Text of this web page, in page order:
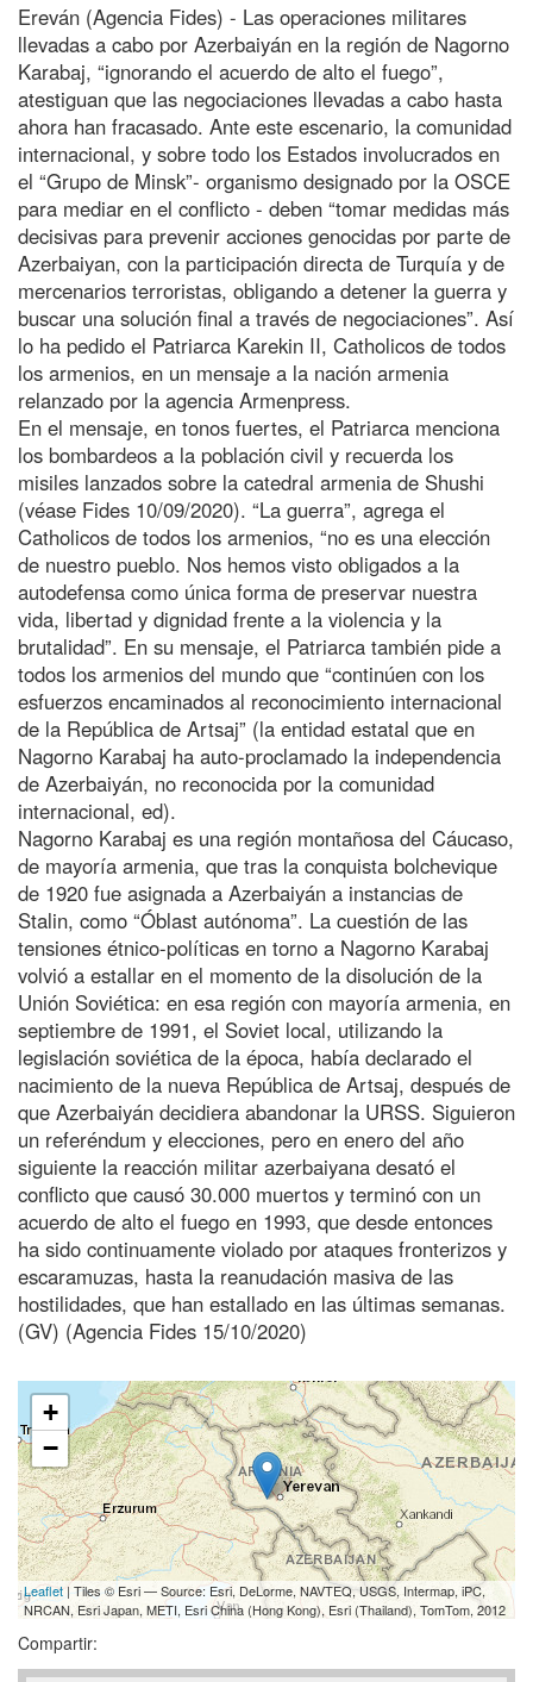
Ereván (Agencia Fides) - Las operaciones militares
llevadas a cabo por Azerbaiyán en la región de Nagorno
Karabaj, “ignorando el acuerdo de alto el fuego”,
atestiguan que las negociaciones llevadas a cabo hasta
ahora han fracasado. Ante este escenario, la comunidad
internacional, y sobre todo los Estados involucrados en
el “Grupo de Minsk”- organismo designado por la OSCE
para mediar en el conflicto - deben “tomar medidas más
decisivas para prevenir acciones genocidas por parte de
Azerbaiyan, con la participación directa de Turquía y de
mercenarios terroristas, obligando a detener la guerra y
buscar una solución final a través de negociaciones”. Así
lo ha pedido el Patriarca Karekin II, Catholicos de todos
los armenios, en un mensaje a la nación armenia
relanzado por la agencia Armenpress.
En el mensaje, en tonos fuertes, el Patriarca menciona
los bombardeos a la población civil y recuerda los
misiles lanzados sobre la catedral armenia de Shushi
(véase Fides 10/09/2020). “La guerra”, agrega el
Catholicos de todos los armenios, “no es una elección
de nuestro pueblo. Nos hemos visto obligados a la
autodefensa como única forma de preservar nuestra
vida, libertad y dignidad frente a la violencia y la
brutalidad”. En su mensaje, el Patriarca también pide a
todos los armenios del mundo que “continúen con los
esfuerzos encaminados al reconocimiento internacional
de la República de Artsaj” (la entidad estatal que en
Nagorno Karabaj ha auto-proclamado la independencia
de Azerbaiyán, no reconocida por la comunidad
internacional, ed).
Nagorno Karabaj es una región montañosa del Cáucaso,
de mayoría armenia, que tras la conquista bolchevique
de 1920 fue asignada a Azerbaiyán a instancias de
Stalin, como “Óblast autónoma”. La cuestión de las
tensiones étnico-políticas en torno a Nagorno Karabaj
volvió a estallar en el momento de la disolución de la
Unión Soviética: en esa región con mayoría armenia, en
septiembre de 1991, el Soviet local, utilizando la
legislación soviética de la época, había declarado el
nacimiento de la nueva República de Artsaj, después de
que Azerbaiyán decidiera abandonar la URSS. Siguieron
un referéndum y elecciones, pero en enero del año
siguiente la reacción militar azerbaiyana desató el
conflicto que causó 30.000 muertos y terminó con un
acuerdo de alto el fuego en 1993, que desde entonces
ha sido continuamente violado por ataques fronterizos y
escaramuzas, hasta la reanudación masiva de las
hostilidades, que han estallado en las últimas semanas.
(GV) (Agencia Fides 15/10/2020)
+
−
Leaflet| Tiles © Esri — Source: Esri, DeLorme, NAVTEQ, USGS, Intermap, iPC,
NRCAN, Esri Japan, METI, Esri China (Hong Kong), Esri (Thailand), TomTom, 2012
Compartir: